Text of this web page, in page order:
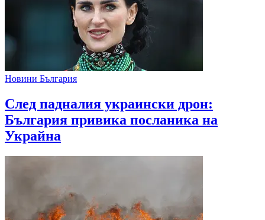
Новини България
След падналия украински дрон:
България привика посланика на
Украйна